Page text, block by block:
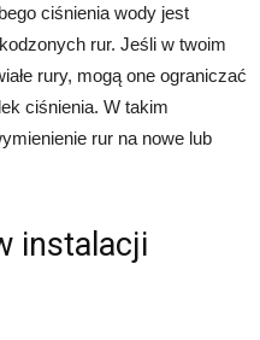
ciśnienia wody jest
rur. Jeśli w twoim
rury, mogą one ograniczać
ciśnienia. W takim
rur na nowe lub
instalacji